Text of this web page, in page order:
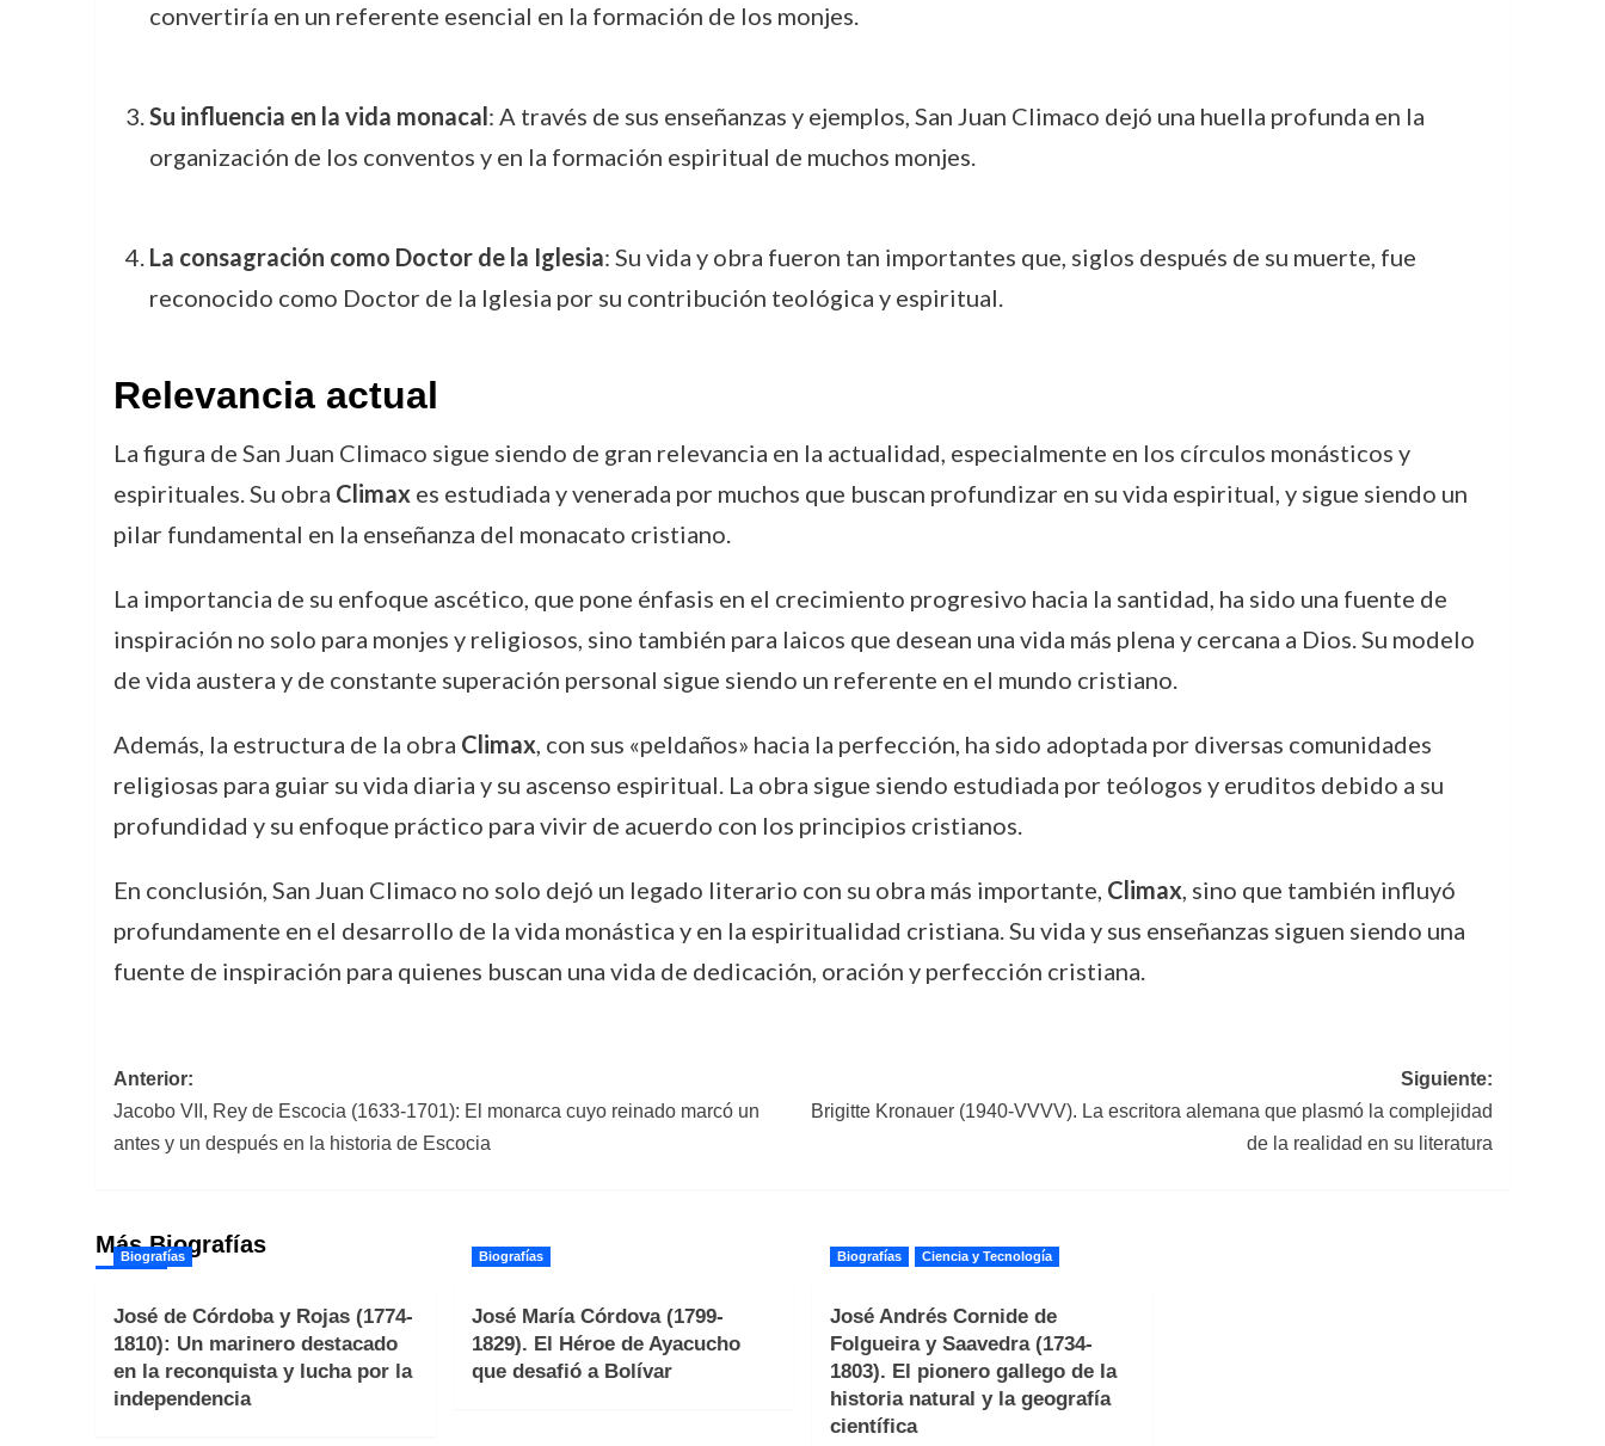
convertiría en un referente esencial en la formación de los monjes.
Su influencia en la vida monacal: A través de sus enseñanzas y ejemplos, San Juan Climaco dejó una huella profunda en la
organización de los conventos y en la formación espiritual de muchos monjes.
La consagración como Doctor de la Iglesia: Su vida y obra fueron tan importantes que, siglos después de su muerte, fue
reconocido como Doctor de la Iglesia por su contribución teológica y espiritual.
Relevancia actual
La figura de San Juan Climaco sigue siendo de gran relevancia en la actualidad, especialmente en los círculos monásticos y
espirituales. Su obra Climaxes estudiada y venerada por muchos que buscan profundizar en su vida espiritual, y sigue siendo un
pilar fundamental en la enseñanza del monacato cristiano.
La importancia de su enfoque ascético, que pone énfasis en el crecimiento progresivo hacia la santidad, ha sido una fuente de
inspiración no solo para monjes y religiosos, sino también para laicos que desean una vida más plena y cercana a Dios. Su modelo
de vida austera y de constante superación personal sigue siendo un referente en el mundo cristiano.
Además, la estructura de la obra Climax, con sus «peldaños» hacia la perfección, ha sido adoptada por diversas comunidades
religiosas para guiar su vida diaria y su ascenso espiritual. La obra sigue siendo estudiada por teólogos y eruditos debido a su
profundidad y su enfoque práctico para vivir de acuerdo con los principios cristianos.
En conclusión, San Juan Climaco no solo dejó un legado literario con su obra más importante, Climax, sino que también influyó
profundamente en el desarrollo de la vida monástica y en la espiritualidad cristiana. Su vida y sus enseñanzas siguen siendo una
fuente de inspiración para quienes buscan una vida de dedicación, oración y perfección cristiana.
Navegación
de
Anterior:
Jacobo VII, Rey de Escocia (1633-1701): El monarca cuyo reinado marcó un
antes y un después en la historia de Escocia
Siguiente:
Brigitte Kronauer (1940-VVVV). La escritora alemana que plasmó la complejidad
de la realidad en su literatura
Más Biografías
Biografías
José de Córdoba y Rojas (1774-
1810): Un marinero destacado
en la reconquista y lucha por la
independencia
Biografías
José María Córdova (1799-
1829). El Héroe de Ayacucho
que desafió a Bolívar
Biografías Ciencia y Tecnología
José Andrés Cornide de
Folgueira y Saavedra (1734-
1803). El pionero gallego de la
historia natural y la geografía
científica